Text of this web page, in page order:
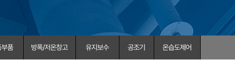
부품 방폭/저온창고 유지보수 공조기 온습도제어